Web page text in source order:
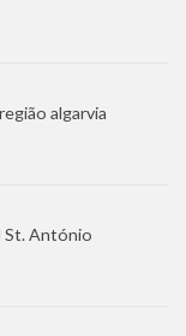
algarvia
St. António